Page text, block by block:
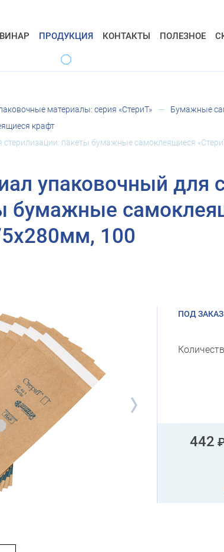
ПРОДУКЦИЯ КОНТАКТЫ ПОЛЕЗНОЕ
материалы: серия «СтериТ»
Бумажные
крафт
стерилизации: пакеты бумажные самоклеящиеся
упаковочный для
бумажные
100
ПОД ЗАКАЗ
442